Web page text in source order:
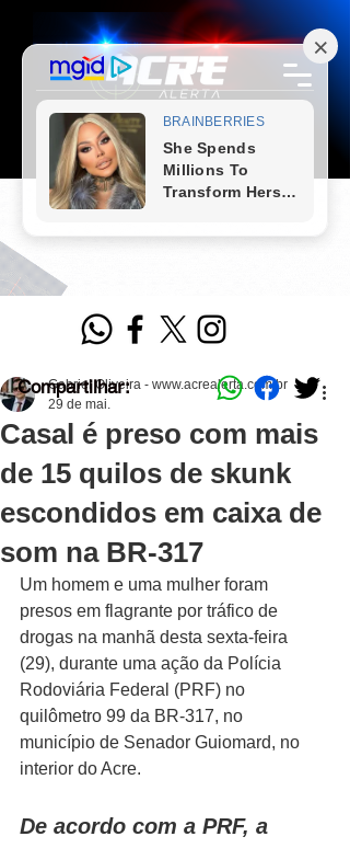
Casal é preso com mais
de 15 quilos de skunk
escondidos em caixa de
som na BR-317
Gabriel Oliveira - www.acrealerta.com.br
29 de mai.
Um homem e uma mulher foram
presos em flagrante por tráfico de
drogas na manhã desta sexta-feira
(29), durante uma ação da Polícia
Rodoviária Federal (PRF) no
quilômetro 99 da BR-317, no
município de Senador Guiomard, no
interior do Acre.
De acordo com a PRF, a
Compartilhar: